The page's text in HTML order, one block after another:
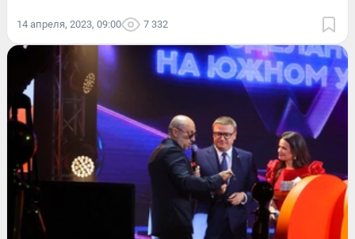
14 апреля, 2023, 09:00 7 332